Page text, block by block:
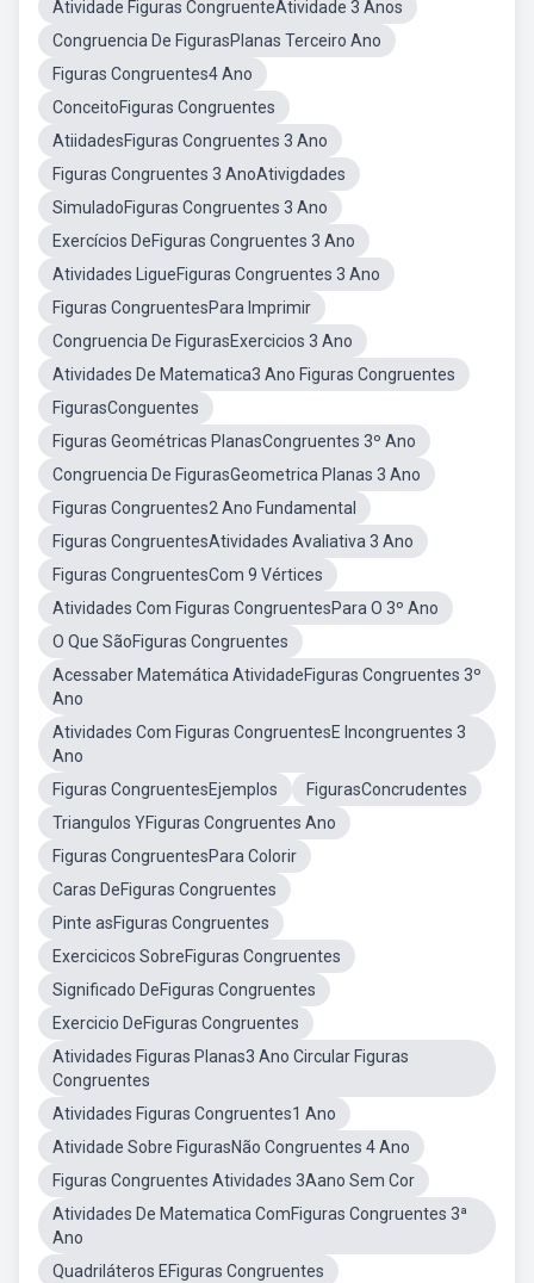
Atividade Figuras CongruenteAtividade 3 Anos
Congruencia De FigurasPlanas Terceiro Ano
Figuras Congruentes4 Ano
ConceitoFiguras Congruentes
AtiidadesFiguras Congruentes 3 Ano
Figuras Congruentes 3 AnoAtivigdades
SimuladoFiguras Congruentes 3 Ano
Exercícios DeFiguras Congruentes 3 Ano
Atividades LigueFiguras Congruentes 3 Ano
Figuras CongruentesPara Imprimir
Congruencia De FigurasExercicios 3 Ano
Atividades De Matematica3 Ano Figuras Congruentes
FigurasConguentes
Figuras Geométricas PlanasCongruentes 3º Ano
Congruencia De FigurasGeometrica Planas 3 Ano
Figuras Congruentes2 Ano Fundamental
Figuras CongruentesAtividades Avaliativa 3 Ano
Figuras CongruentesCom 9 Vértices
Atividades Com Figuras CongruentesPara O 3º Ano
O Que SãoFiguras Congruentes
Acessaber Matemática AtividadeFiguras Congruentes 3º
Ano
Atividades Com Figuras CongruentesE Incongruentes 3
Ano
Figuras CongruentesEjemplos
FigurasConcrudentes
Triangulos YFiguras Congruentes Ano
Figuras CongruentesPara Colorir
Caras DeFiguras Congruentes
Pinte asFiguras Congruentes
Exercicicos SobreFiguras Congruentes
Significado DeFiguras Congruentes
Exercicio DeFiguras Congruentes
Atividades Figuras Planas3 Ano Circular Figuras
Congruentes
Atividades Figuras Congruentes1 Ano
Atividade Sobre FigurasNão Congruentes 4 Ano
Figuras Congruentes Atividades 3Aano Sem Cor
Atividades De Matematica ComFiguras Congruentes 3ª
Ano
Quadriláteros EFiguras Congruentes